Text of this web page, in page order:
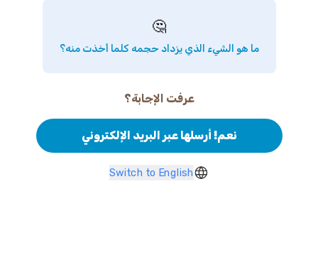
🤔
ما هو الشيء الذي يزداد حجمه كلما أخذت منه؟
عرفت الإجابة؟
نعم! أرسلها عبر البريد الإلكتروني
Switch to English